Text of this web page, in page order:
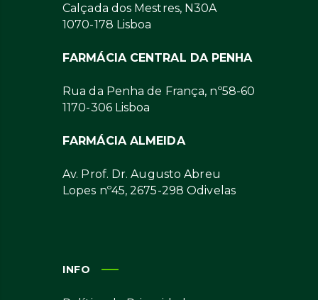
Calçada dos Mestres, N30A
1070-178 Lisboa
FARMÁCIA CENTRAL DA PENHA
Rua da Penha de França, nº58-60
1170-306 Lisboa
FARMÁCIA ALMEIDA
Av. Prof. Dr. Augusto Abreu
Lopes nº45, 2675-298 Odivelas
INFO